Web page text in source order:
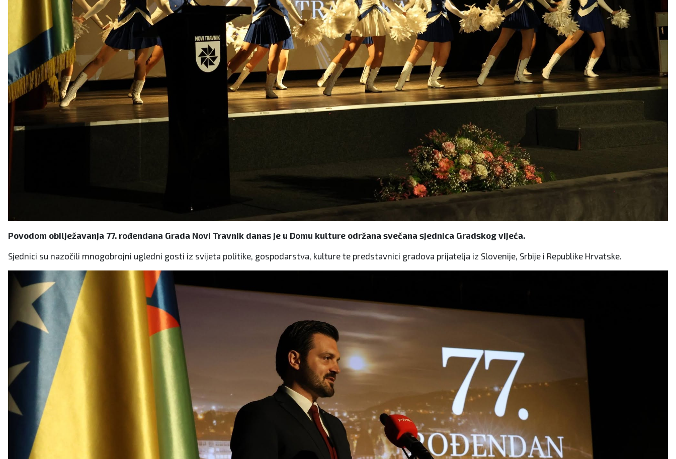
Povodom obilježavanja 77. rođendana Grada Novi Travnik danas je u Domu kulture održana svečana sjednica Gradskog vijeća.
Sjednici su nazočili mnogobrojni ugledni gosti iz svijeta politike, gospodarstva, kulture te predstavnici gradova prijatelja iz Slovenije, Srbije i Republike Hrvatske.